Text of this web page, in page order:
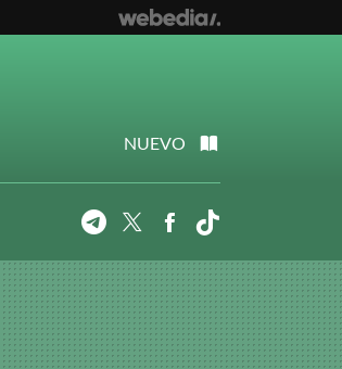
NUEVO
TelegramTwitterFacebook